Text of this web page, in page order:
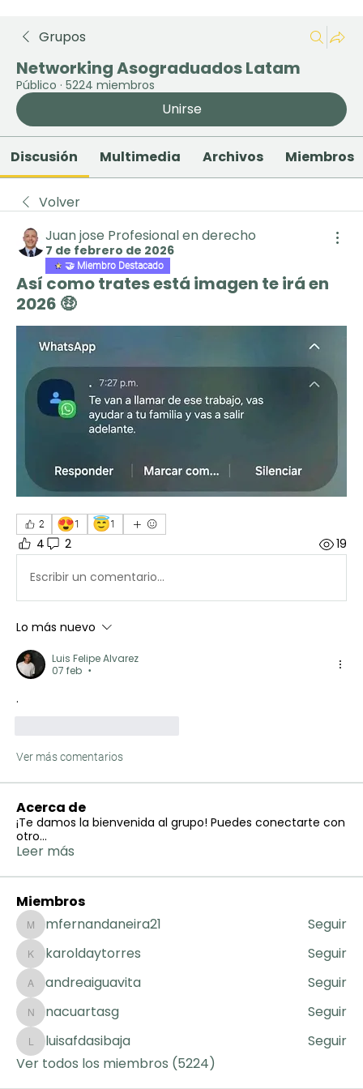
Grupos
Networking Asograduados Latam
Público · 5224 miembros
Unirse
Discusión Multimedia Archivos Miembros
Volver
Juan jose Profesional en derecho
7 de febrero de 2026
🤝 Miembro Destacado
Así como trates está imagen te irá en
2026 🤑
2 😍1 😇1
4 2 19
Escribir un comentario...
Lo más nuevo
Luis Felipe Alvarez
07 feb
•
.
Ver más comentarios
Acerca de
¡Te damos la bienvenida al grupo! Puedes conectarte con
otro...
Leer más
Miembros
mfernandaneira21
mfernandaneira21 Seguir
karoldaytorres
karoldaytorres Seguir
andreaiguavita
andreaiguavita Seguir
nacuartasg
nacuartasg Seguir
luisafdasibaja
luisafdasibaja
Seguir
Ver todos los miembros (5224)